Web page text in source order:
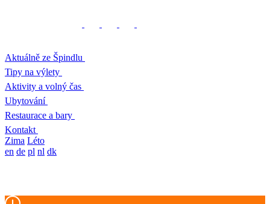
Aktuálně ze Špindlu
Tipy na výlety
Aktivity a volný čas
Ubytování
Restaurace a bary
Kontakt
Zima Léto
en de pl nl dk